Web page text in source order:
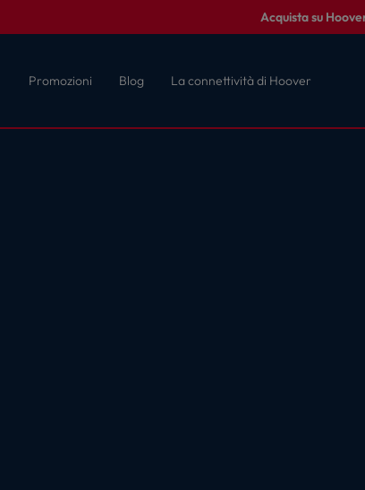
Acquista su
Promozioni Blog La connettività di Hoover